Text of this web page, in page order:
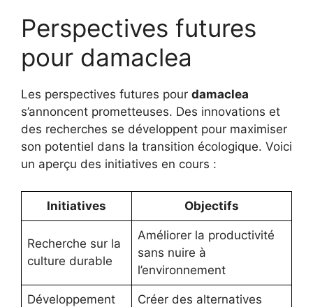
Perspectives futures
pour damaclea
Les perspectives futures pour damaclea
s’annoncent prometteuses. Des innovations et
des recherches se développent pour maximiser
son potentiel dans la transition écologique. Voici
un aperçu des initiatives en cours :
Initiatives Objectifs
Recherche sur la
culture durable
Améliorer la productivité
sans nuire à
l’environnement
Développement
Créer des alternatives